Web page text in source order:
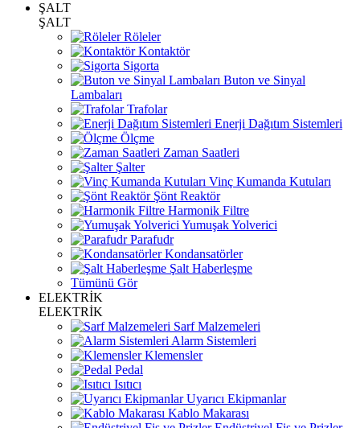
ŞALT
ŞALT
Röleler
Kontaktör
Sigorta
Buton ve Sinyal
Lambaları
Trafolar
Enerji Dağıtım Sistemleri
Ölçme
Zaman Saatleri
Şalter
Vinç Kumanda Kutuları
Şönt Reaktör
Harmonik Filtre
Yumuşak Yolverici
Parafudr
Kondansatörler
Şalt Haberleşme
Tümünü Gör
ELEKTRİK
ELEKTRİK
Sarf Malzemeleri
Alarm Sistemleri
Klemensler
Pedal
Isıtıcı
Uyarıcı Ekipmanlar
Kablo Makarası